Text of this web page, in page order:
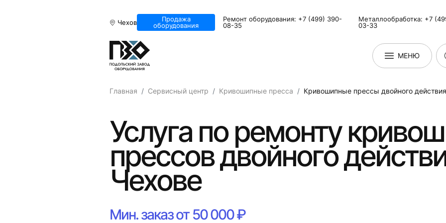
Чехов
Продажа
оборудования
Ремонт оборудования: +7 (499) 390-
08-35
Металлообработка: +7
03-33
МЕНЮ
Главная Сервисный центр Кривошипные пресса Кривошипные прессы двойного действия
Услуга по ремонту
прессов двойного
Чехове
Мин. заказ от 50 000 ₽